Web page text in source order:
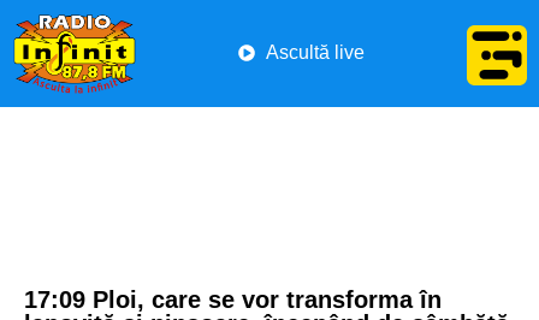
Ascultă live
17:09 Ploi, care se vor transforma în